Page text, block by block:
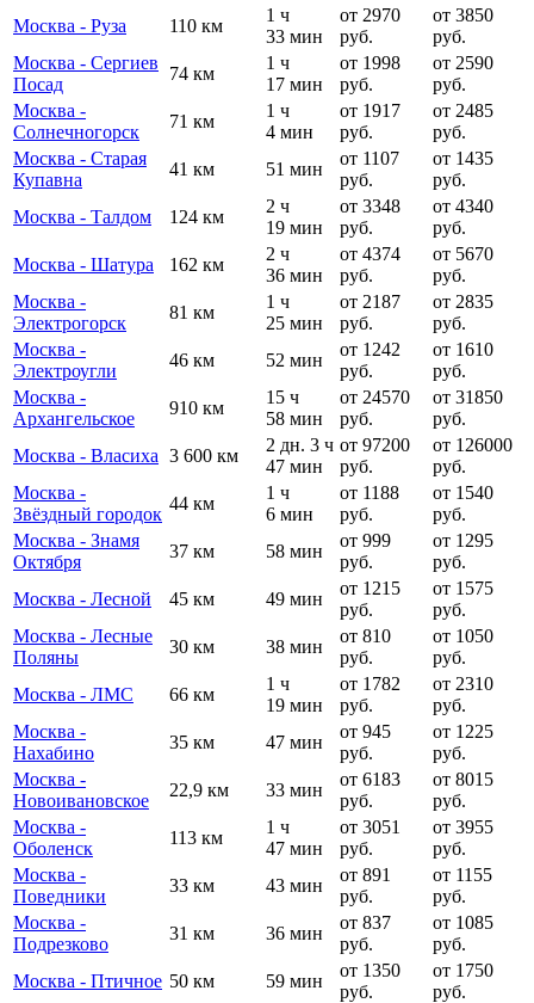
Москва - Руза
110 км
1 ч
33 мин
от 2970
руб.
от 3850
руб.
Москва - Сергиев
Посад
74 км
1 ч
17 мин
от 1998
руб.
от 2590
руб.
Москва -
Солнечногорск
71 км
1 ч
4 мин
от 1917
руб.
от 2485
руб.
Москва - Старая
Купавна
41 км 51 мин
от 1107
руб.
от 1435
руб.
Москва - Талдом
124 км
2 ч
19 мин
от 3348
руб.
от 4340
руб.
Москва - Шатура
162 км
2 ч
36 мин
от 4374
руб.
от 5670
руб.
Москва -
Электрогорск
81 км
1 ч
25 мин
от 2187
руб.
от 2835
руб.
Москва -
Электроугли
46 км 52 мин
от 1242
руб.
от 1610
руб.
Москва -
Архангельское
910 км
15 ч
58 мин
от 24570
руб.
от 31850
руб.
Москва - Власиха 3 600 км
2 дн. 3 ч
47 мин
от 97200
руб.
от 126000
руб.
Москва -
Звёздный городок
44 км
1 ч
6 мин
от 1188
руб.
от 1540
руб.
Москва - Знамя
Октября
37 км 58 мин
от 999
руб.
от 1295
руб.
Москва - Лесной
45 км 49 мин
от 1215
руб.
от 1575
руб.
Москва - Лесные
Поляны
30 км 38 мин
от 810
руб.
от 1050
руб.
Москва - ЛМС
66 км
1 ч
19 мин
от 1782
руб.
от 2310
руб.
Москва -
Нахабино
35 км 47 мин
от 945
руб.
от 1225
руб.
Москва -
Новоивановское
22,9 км 33 мин
от 6183
руб.
от 8015
руб.
Москва -
Оболенск
113 км
1 ч
47 мин
от 3051
руб.
от 3955
руб.
Москва -
Поведники
33 км 43 мин
от 891
руб.
от 1155
руб.
Москва -
Подрезково
31 км 36 мин
от 837
руб.
от 1085
руб.
Москва - Птичное 50 км 59 мин
от 1350
руб.
от 1750
руб.